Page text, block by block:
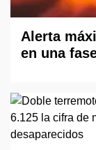
Alerta
en una